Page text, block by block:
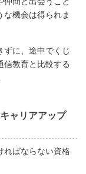
機会は得られま
ずに、途中でくじ
信教育と比較する
ャリアアップ
ればならない資格